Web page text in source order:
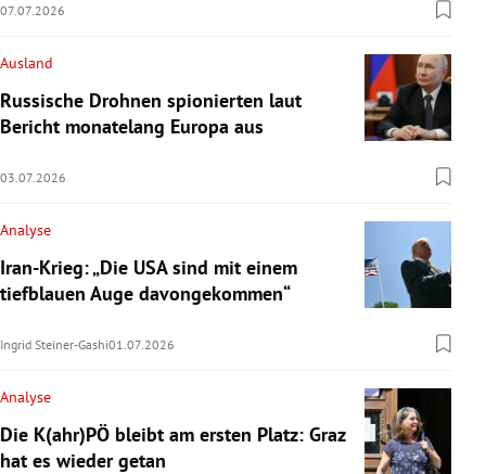
07.07.2026
Ausland
Russische Drohnen spionierten laut
Bericht monatelang Europa aus
03.07.2026
Analyse
Iran-Krieg: „Die USA sind mit einem
tiefblauen Auge davongekommen“
Ingrid Steiner-Gashi01.07.2026
Analyse
Die K(ahr)PÖ bleibt am ersten Platz: Graz
hat es wieder getan